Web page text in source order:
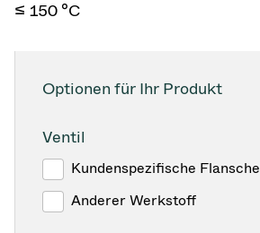
≤ 150 °C
Optionen für Ihr Produkt
Ventil
Kundenspezifische Flansche
Anderer Werkstoff